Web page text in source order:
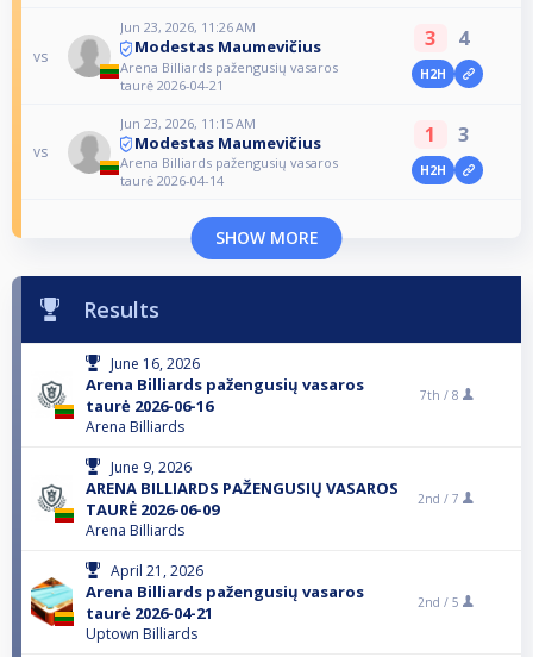
vs
Jun 23, 2026, 11:26 AM
Modestas Maumevičius
Arena Billiards pažengusių vasaros
taurė 2026-04-21
3 4
H2H
vs
Jun 23, 2026, 11:15 AM
Modestas Maumevičius
Arena Billiards pažengusių vasaros
taurė 2026-04-14
1 3
H2H
SHOW MORE
Results
June 16, 2026
Arena Billiards pažengusių vasaros
taurė 2026-06-16
Arena Billiards
7th / 8
June 9, 2026
ARENA BILLIARDS PAŽENGUSIŲ VASAROS
TAURĖ 2026-06-09
Arena Billiards
2nd / 7
April 21, 2026
Arena Billiards pažengusių vasaros
taurė 2026-04-21
Uptown Billiards
2nd / 5